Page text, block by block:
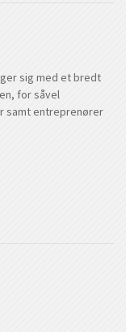
sig med et bredt
for såvel
samt entreprenører